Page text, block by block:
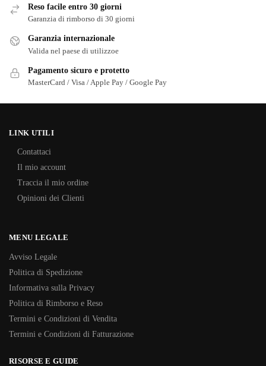
Reso facile entro 30 giorni
Garanzia di rimborso di 30 giorni
Garanzia internazionale
Valida nel paese di utilizzoe
Pagamento sicuro e protetto
MasterCard / Visa / Apple Pay / Google Pay
LINK UTILI
Contattaci
Il mio account
Traccia il mio ordine
Opinioni dei Clienti
MENU LEGALE
Avviso Legale
Politica di Spedizione
Informativa sulla Privacy
Politica di Rimborso e Reso
Termini e Condizioni di Vendita
Termini e Condizioni di Fatturazione
RISORSE E GUIDE